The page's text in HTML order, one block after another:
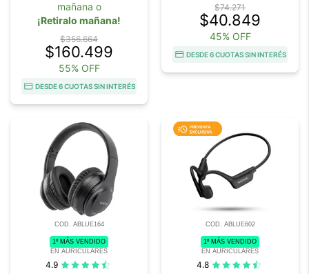
mañana o
¡Retiralo mañana!
$356.664
$160.499
55% OFF
DESDE 6 CUOTAS SIN INTERÉS
$74.271
$40.849
45% OFF
DESDE 6 CUOTAS SIN INTERÉS
COD. ABLUE164
1º MÁS VENDIDO
EN AURICULARES
4.9
COD. ABLUE602
1º MÁS VENDIDO
EN AURICULARES
4.8